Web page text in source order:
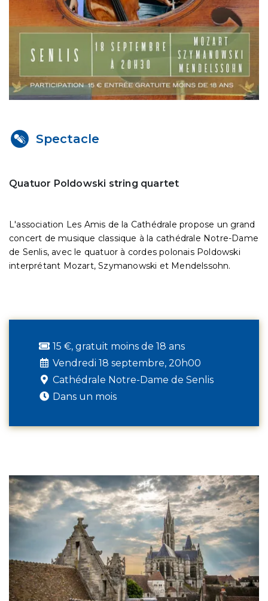
Spectacle
Quatuor Poldowski string quartet
L'association Les Amis de la Cathédrale propose un grand
concert de musique classique à la cathédrale Notre-Dame
de Senlis, avec le quatuor à cordes polonais Poldowski
interprétant Mozart, Szymanowski et Mendelssohn.
15 €, gratuit moins de 18 ans
Vendredi 18 septembre, 20h00
Cathédrale Notre-Dame de Senlis
Dans un mois